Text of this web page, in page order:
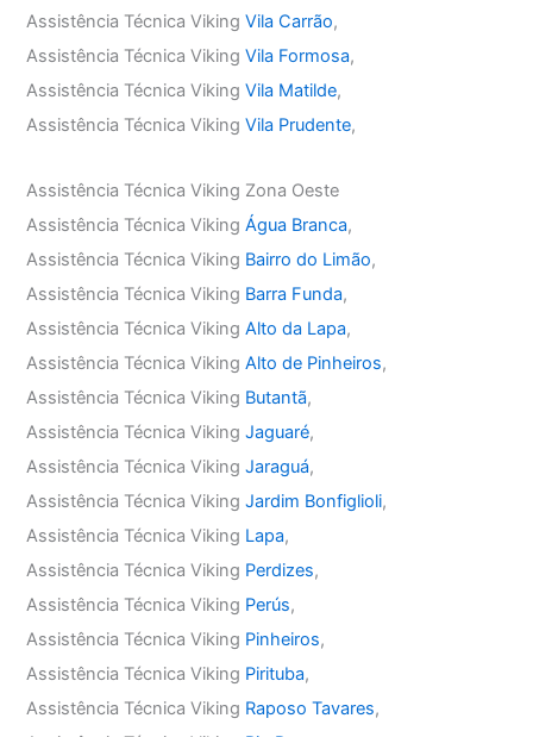
Assistência Técnica VikingVila Carrão,
Assistência Técnica VikingVila Formosa,
Assistência Técnica VikingVila Matilde,
Assistência Técnica VikingVila Prudente,
Assistência Técnica Viking Zona Oeste
Assistência Técnica VikingÁgua Branca,
Assistência Técnica Viking Bairro do Limão,
Assistência Técnica Viking Barra Funda,
Assistência Técnica VikingAlto da Lapa,
Assistência Técnica VikingAlto de Pinheiros,
Assistência Técnica Viking Butantã,
Assistência Técnica VikingJaguaré,
Assistência Técnica VikingJaraguá,
Assistência Técnica VikingJardim Bonfiglioli,
Assistência Técnica Viking Lapa,
Assistência Técnica Viking Perdizes,
Assistência Técnica Viking Perús,
Assistência Técnica Viking Pinheiros,
Assistência Técnica Viking Pirituba,
Assistência Técnica Viking Raposo Tavares,